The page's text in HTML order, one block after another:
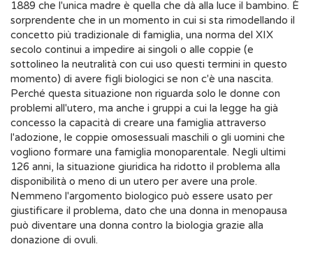
1889 che l'unica madre è quella che dà alla luce il bambino. È
sorprendente che in un momento in cui si sta rimodellando il
concetto più tradizionale di famiglia, una norma del XIX
secolo continui a impedire ai singoli o alle coppie (e
sottolineo la neutralità con cui uso questi termini in questo
momento) di avere figli biologici se non c'è una nascita.
Perché questa situazione non riguarda solo le donne con
problemi all'utero, ma anche i gruppi a cui la legge ha già
concesso la capacità di creare una famiglia attraverso
l'adozione, le coppie omosessuali maschili o gli uomini che
vogliono formare una famiglia monoparentale. Negli ultimi
126 anni, la situazione giuridica ha ridotto il problema alla
disponibilità o meno di un utero per avere una prole.
Nemmeno l'argomento biologico può essere usato per
giustificare il problema, dato che una donna in menopausa
può diventare una donna contro la biologia grazie alla
donazione di ovuli.